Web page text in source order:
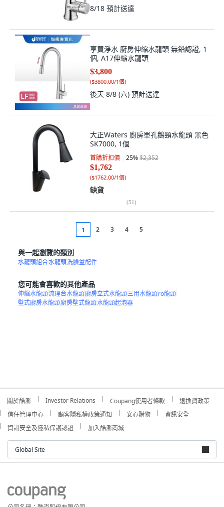
8/18 預計送達
享買淨水 廚房伸縮水龍頭 無鉛認證, 1
個, A17伸縮水龍頭
$3,800
($3800.00/1個)
後天 8/8 (六) 預計送達
大正Waters 廚房單孔鵝頸水龍頭 黑色
SK7000, 1個
首購折扣價 25%$2,352
$1,762
($1762.00/1個)
缺貨
(51)
1 2 3 4 5
與一起瀏覽的類別
水龍頭組合水龍頭洗臉盆配件
您可能會喜歡的其他產品
伸縮水龍頭流理台水龍頭廚房立式水龍頭三用水龍頭ro龍頭
壁式廚房水龍頭廚房壁式龍頭水龍頭起泡器
關於酷澎 Investor Relations Coupang使用者條款
退換貨政策
信任管理中心
顧客隱私權政策通知 安心購物
資訊安全
資訊安全及隱私保護認證
加入酷澎商城
Global Site